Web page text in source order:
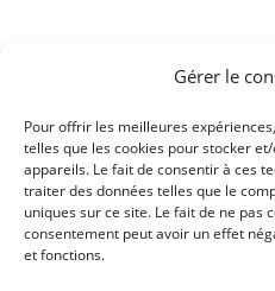
Gérer le
Pour offrir les meilleures
telles que les cookies pour stocker
appareils. Le fait de consentir à ces
traiter des données telles que le
uniques sur ce site. Le fait de ne pas
consentement peut avoir un effet
et fonctions.Article précédent